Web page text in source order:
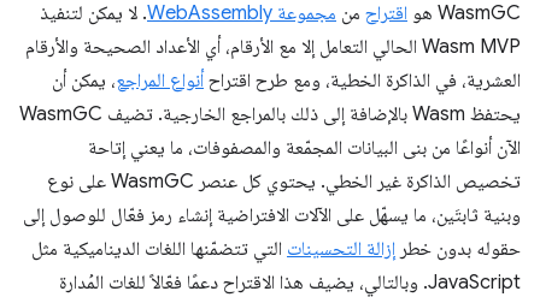
‫WasmGC هو اقتراح من مجموعة WebAssembly
. لا يمكن لتنفيذ
Wasm MVP الحالي التعامل إلا مع الأرقام، أي الأعداد الصحيحة والأرقام
العشرية، في الذاكرة الخطية، ومع طرح اقتراح أنواع المراجع، يمكن أن
يحتفظ Wasm بالإضافة إلى ذلك بالمراجع الخارجية. تضيف WasmGC
الآن أنواعًا من بنى البيانات المجمّعة والمصفوفات، ما يعني إتاحة
تخصيص الذاكرة غير الخطي. يحتوي كل عنصر WasmGC على نوع
وبنية ثابتَين، ما يسهّل على الآلات الافتراضية إنشاء رمز فعّال للوصول إلى
حقوله بدون خطر إزالة التحسينات التي تتضمّنها اللغات الديناميكية مثل
JavaScript. وبالتالي، يضيف هذا الاقتراح دعمًا فعّالاً للغات المُدارة